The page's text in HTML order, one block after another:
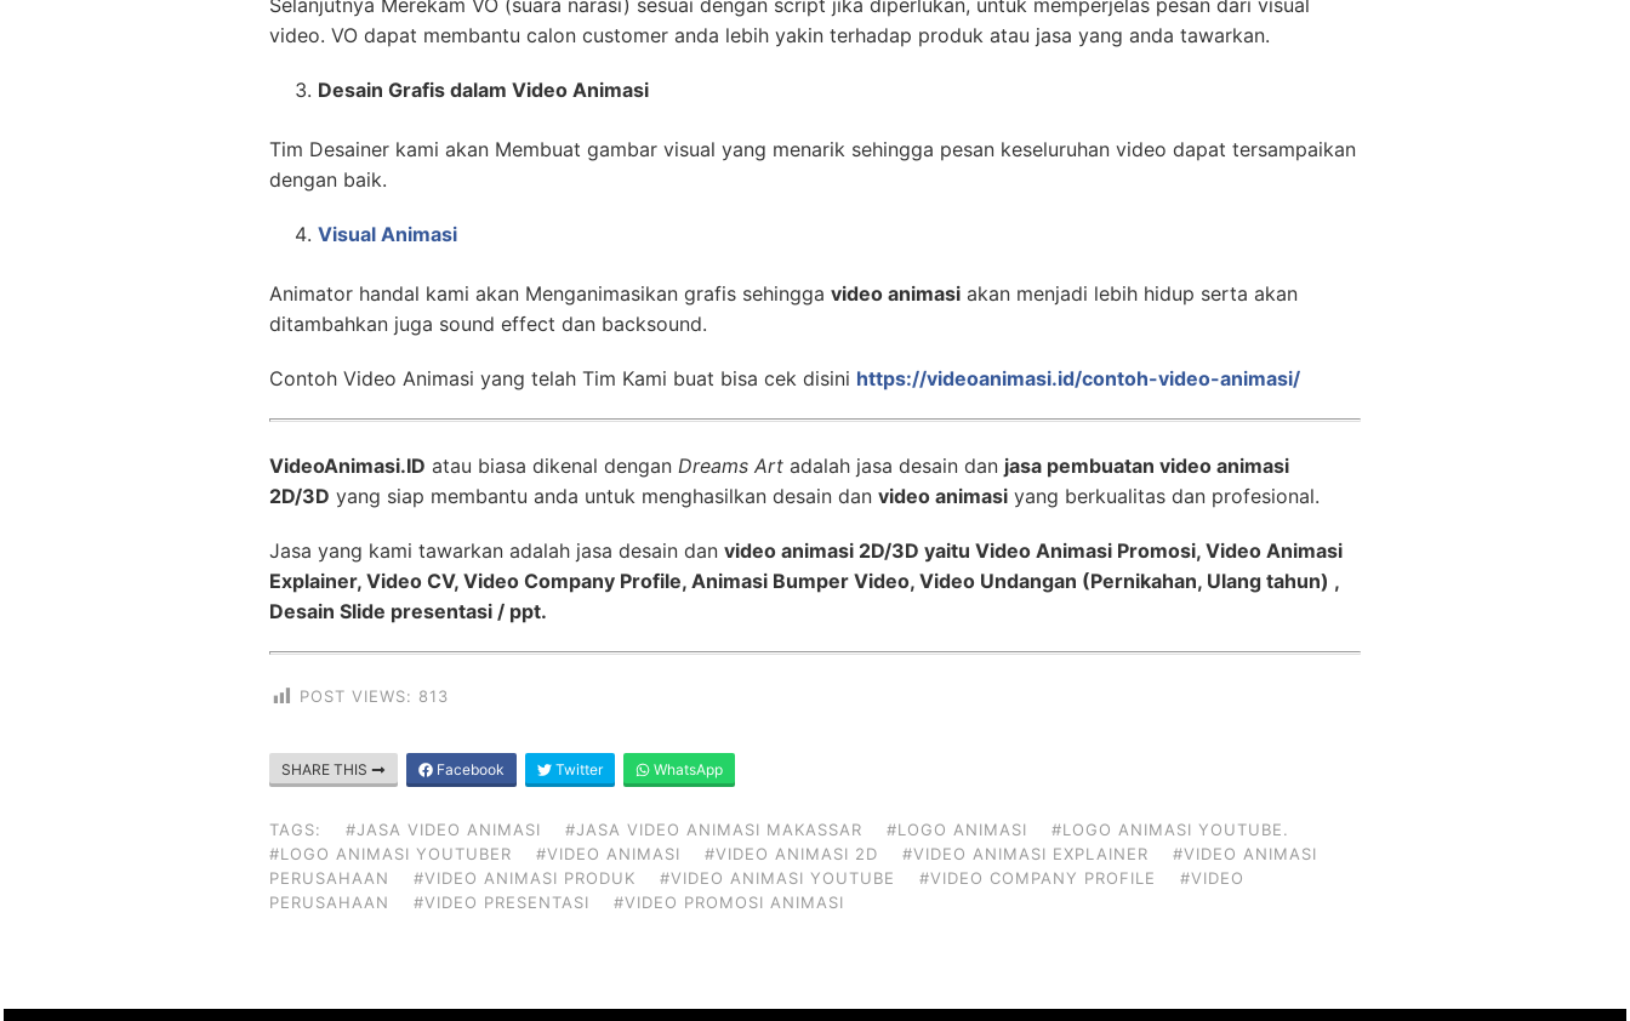
Selanjutnya Merekam VO (suara narasi) sesuai dengan script jika diperlukan, untuk memperjelas pesan dari visual
video. VO dapat membantu calon customer anda lebih yakin terhadap produk atau jasa yang anda tawarkan.
Desain Grafis dalam Video Animasi
Tim Desainer kami akan Membuat gambar visual yang menarik sehingga pesan keseluruhan video dapat tersampaikan
dengan baik.
Visual Animasi
Animator handal kami akan Menganimasikan grafis sehingga video animasi akan menjadi lebih hidup serta akan
ditambahkan juga sound effect dan backsound.
Contoh Video Animasi yang telah Tim Kami buat bisa cek disini https://videoanimasi.id/contoh-video-animasi/
VideoAnimasi.ID atau biasa dikenal dengan Dreams Art adalah jasa desain dan jasa pembuatan video animasi
2D/3D yang siap membantu anda untuk menghasilkan desain dan video animasi yang berkualitas dan profesional.
Jasa yang kami tawarkan adalah jasa desain dan video animasi 2D/3D yaitu Video Animasi Promosi, Video Animasi
Explainer, Video CV, Video Company Profile, Animasi Bumper Video, Video Undangan (Pernikahan, Ulang tahun) ,
Desain Slide presentasi / ppt.
POST VIEWS: 813
SHARE THIS Facebook Twitter WhatsApp
TAGS: #JASA VIDEO ANIMASI #JASA VIDEO ANIMASI MAKASSAR #LOGO ANIMASI
#LOGO ANIMASI YOUTUBE.
#LOGO ANIMASI YOUTUBER
#VIDEO ANIMASI #VIDEO ANIMASI 2D #VIDEO ANIMASI EXPLAINER
#VIDEO ANIMASI
PERUSAHAAN
#VIDEO ANIMASI PRODUK #VIDEO ANIMASI YOUTUBE #VIDEO COMPANY PROFILE
#VIDEO
PERUSAHAAN
#VIDEO PRESENTASI #VIDEO PROMOSI ANIMASI